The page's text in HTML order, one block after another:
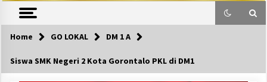
Home GO LOKAL DM 1 A
Siswa SMK Negeri 2 Kota Gorontalo PKL di DM1